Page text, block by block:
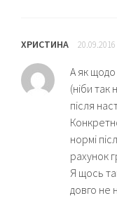
ХРИСТИНА
А як щодо
(ніби
після
нормі
рахунок
Я щось
довго не